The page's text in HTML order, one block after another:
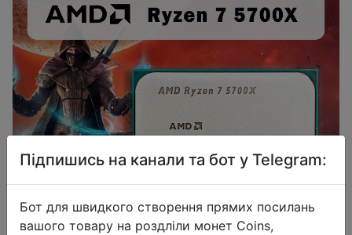
Підпишись на канали та бот у Telegram:
Бот для швидкого створення прямих посилань
вашого товару на роздліли монет Coins,